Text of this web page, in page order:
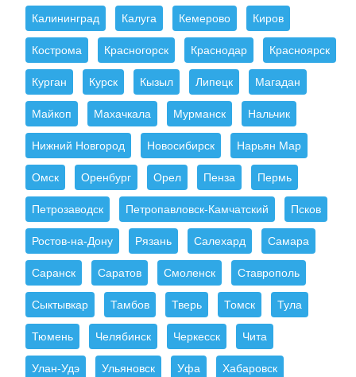
Калининград Калуга Кемерово Киров
Кострома Красногорск Краснодар Красноярск
Курган Курск Кызыл Липецк Магадан
Майкоп Махачкала Мурманск Нальчик
Нижний Новгород Новосибирск Нарьян Мар
Омск Оренбург Орел Пенза Пермь
Петрозаводск Петропавловск-Камчатский Псков
Ростов-на-Дону Рязань Салехард Самара
Саранск Саратов Смоленск Ставрополь
Сыктывкар Тамбов Тверь Томск Тула
Тюмень Челябинск Черкесск Чита
Улан-Удэ Ульяновск Уфа Хабаровск